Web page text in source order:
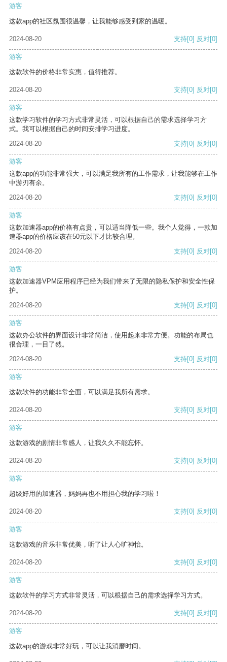
游客
这款app的社区氛围很温馨，让我能够感受到家的温暖。
2024-08-20 支持[0] 反对[0]
游客
这款软件的价格非常实惠，值得推荐。
2024-08-20 支持[0] 反对[0]
游客
这款学习软件的学习方式非常灵活，可以根据自己的需求选择学习方
式。我可以根据自己的时间安排学习进度。
2024-08-20
支持[0] 反对[0]
游客
这款app的功能非常强大，可以满足我所有的工作需求，让我能够在工作
中游刃有余。
2024-08-20
支持[0] 反对[0]
游客
这款加速器app的价格有点贵，可以适当降低一些。我个人觉得，一款加
速器app的价格应该在50元以下才比较合理。
2024-08-20
支持[0] 反对[0]
游客
这款加速器VPM应用程序已经为我们带来了无限的隐私保护和安全性保
护。
2024-08-20
支持[0] 反对[0]
游客
这款办公软件的界面设计非常简洁，使用起来非常方便。功能的布局也
很合理，一目了然。
2024-08-20
支持[0] 反对[0]
游客
这款软件的功能非常全面，可以满足我所有需求。
2024-08-20 支持[0] 反对[0]
游客
这款游戏的剧情非常感人，让我久久不能忘怀。
2024-08-20 支持[0] 反对[0]
游客
超级好用的加速器，妈妈再也不用担心我的学习啦！
2024-08-20 支持[0] 反对[0]
游客
这款游戏的音乐非常优美，听了让人心旷神怡。
2024-08-20 支持[0] 反对[0]
游客
这款软件的学习方式非常灵活，可以根据自己的需求选择学习方式。
2024-08-20 支持[0] 反对[0]
游客
这款app的游戏非常好玩，可以让我消磨时间。